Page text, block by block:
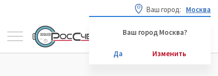
Ваш город: Москва
Ваш город Москва?
Да Изменить